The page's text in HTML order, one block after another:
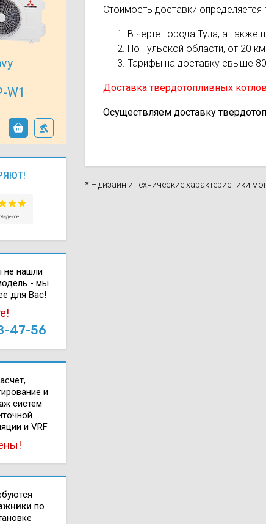
W1
не нашли
- мы
для Вас!
47-56
и
систем
и VRF
по
Стоимость доставки определяется
В черте города Тула, а также
По Тульской области, от 20
Тарифы на доставку свыше
Доставка твердотопливных
Осуществляем доставку
* – дизайн и технические характеристики
Осушители воздуха
Wi-Fi модуля для кондиционеров
Cхема
отработанном масле